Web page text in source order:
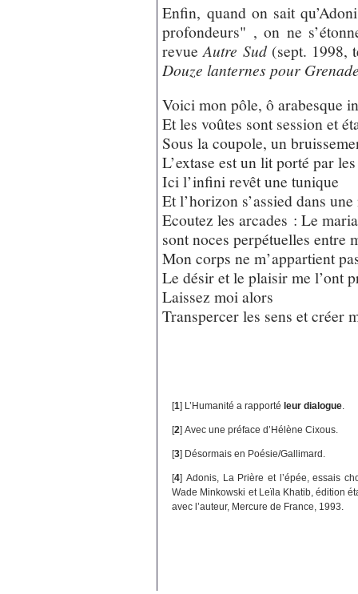
Enfin, quand on sait
profondeurs" , on ne
revueAutre Sud(sept. 1998,
Douze lanternes pour
Voici mon pôle, ô arabesque
Et les voûtes sont session et
Sous la coupole, un
L’extase est un lit porté par
Ici l’infini revêt une tunique
Et l’horizon s’assied dans
Ecoutez les arcades : Le
sont noces perpétuelles entre
Mon corps ne m’appartient
Le désir et le plaisir me l’ont
Laissez moi alors
Transpercer les sens et créer
[1] L’Humanité a rapportéleur dialogue.
[2]Avec une préface d’Hélène Cixous.
[3] Désormais en Poésie/Gallimard.
[4]Adonis, La Prière et l’épée, essais
Wade Minkowski et Leïla Khatib, édition
avec l’auteur, Mercure de France, 1993.